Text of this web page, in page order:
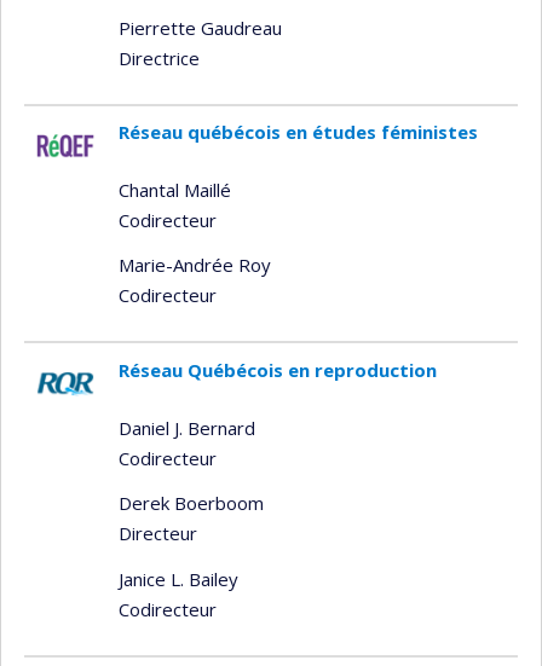
Pierrette Gaudreau
Directrice
Réseau québécois en études féministes
Chantal Maillé
Codirecteur
Marie-Andrée Roy
Codirecteur
Réseau Québécois en reproduction
Daniel J. Bernard
Codirecteur
Derek Boerboom
Directeur
Janice L. Bailey
Codirecteur